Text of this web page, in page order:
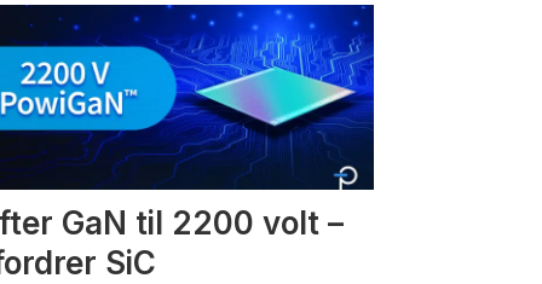
GaN til 2200 volt –
SiC